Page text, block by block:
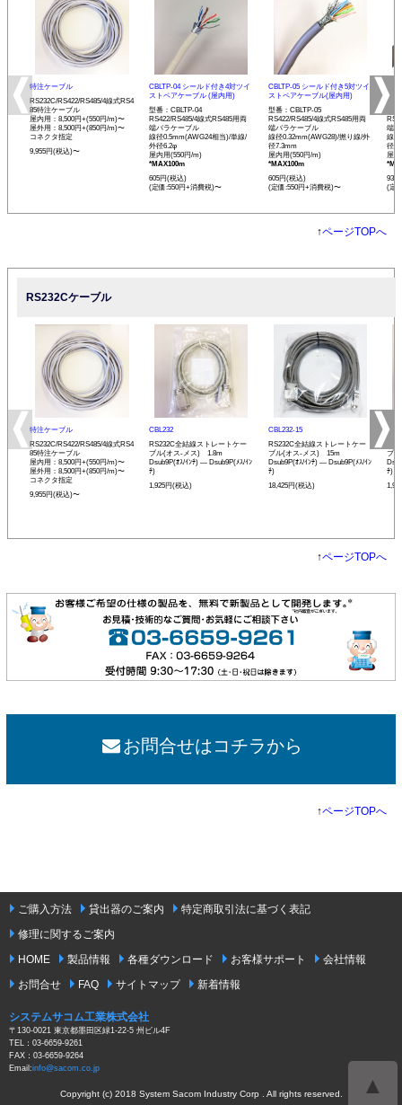
特注ケーブル
RS232C/RS422/RS485/4線式RS4
85特注ケーブル
屋内用：8,500円+(550円/m)〜
屋外用：8,500円+(850円/m)〜
コネクタ指定
9,955円(税込)〜
CBLTP-04 シールド付き4対ツイ
ストペアケーブル (屋内用)
型番：CBLTP-04
RS422/RS485/4線式RS485用両
端バラケーブル
線径0.5mm(AWG24相当)/単線/
外径6.2φ
屋内用(550円/m)
*MAX100m
605円(税込)
(定価:550円+消費税)〜
CBLTP-05 シールド付き5対ツイ
ストペアケーブル(屋内用)
型番：CBLTP-05
RS422/RS485/4線式RS485用両
端バラケーブル
線径0.32mm(AWG28)/撚り線/外
径7.3mm
屋内用(550円/m)
*MAX100m
605円(税込)
(定価:550円+消費税)〜
イ
端
線
径
屋
935
(定
↑ページTOPへ
RS232Cケーブル
特注ケーブル
RS232C/RS422/RS485/4線式RS4
85特注ケーブル
屋内用：8,500円+(550円/m)〜
屋外用：8,500円+(850円/m)〜
コネクタ指定
9,955円(税込)〜
CBL232
RS232C全結線ストレートケー
ブル(オス-メス) 1.8m
Dsub9P(ｵｽ/ｲﾝﾁ) ― Dsub9P(ﾒｽ/ｲﾝ
ﾁ)
1,925円(税込)
CBL232-15
RS232C全結線ストレートケー
ブル(オス-メス) 15m
Dsub9P(ｵｽ/ｲﾝﾁ) ― Dsub9P(ﾒｽ/ｲﾝ
ﾁ)
18,425円(税込)
ブ
ﾁ)
↑ページTOPへ
お問合せはコチラから
↑ページTOPへ
▲
ご購入方法 貸出器のご案内
特定商取引法に基づく表記
修理に関するご案内
HOME
製品情報 各種ダウンロード お客様サポート
会社情報
お問合せ
FAQ サイトマップ 新着情報
システムサコム工業株式会社
〒130-0021 東京都墨田区緑1-22-5 州ビル4F
TEL：03-6659-9261
FAX：03-6659-9264
Email:info@sacom.co.jp
Copyright (c) 2018 System Sacom Industry Corp . All rights reserved.